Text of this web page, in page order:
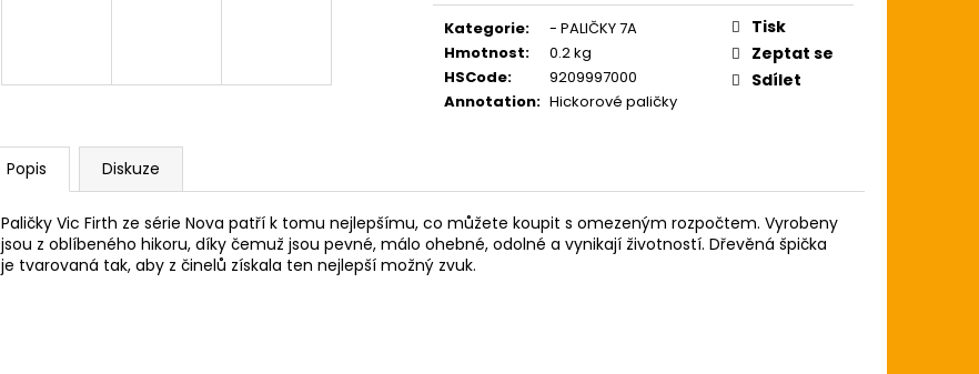
Kategorie:
- PALIČKY 7A
Hmotnost:
0.2 kg
HSCode:
9209997000
Annotation: Hickorové paličky
Tisk
Zeptat se
Sdílet
Popis Diskuze
Paličky Vic Firth ze série Nova patří k tomu nejlepšímu, co můžete koupit s omezeným rozpočtem. Vyrobeny
jsou z oblíbeného hikoru, díky čemuž jsou pevné, málo ohebné, odolné a vynikají životností. Dřevěná špička
je tvarovaná tak, aby z činelů získala ten nejlepší možný zvuk.
STRUNY PRO AKUSTICKOU KYTARU